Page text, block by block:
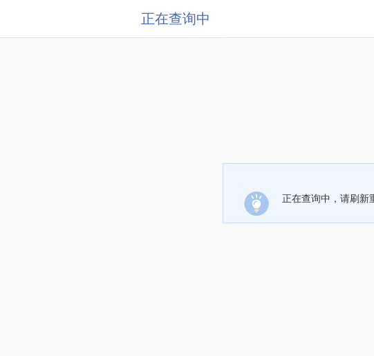
正在查询中
正在查询中，请刷新